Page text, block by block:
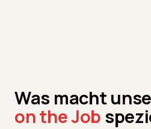
Was macht
on the Job